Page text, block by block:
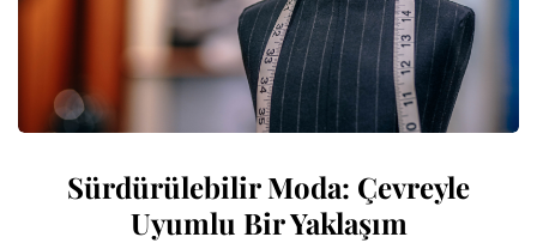
Sürdürülebilir Moda: Çevreyle
Uyumlu Bir Yaklaşım